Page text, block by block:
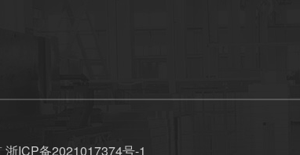
浙ICP备2021017374号-1